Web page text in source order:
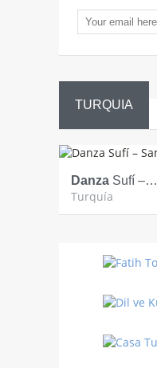
TURQUIA
Danza Sufí –…
Turquía